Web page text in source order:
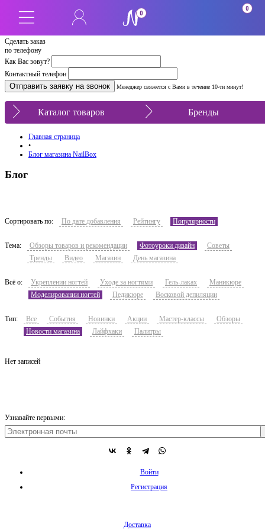
Сделать заказ
по телефону
Как Вас зовут?
Контактный телефон
Менеджер свяжется с Вами в течение 10-ти минут!
0
0
Каталог товаров Бренды
Главная страница
•
Блог магазина NailBox
Блог
Сортировать по: По дате добавления Рейтингу Популярности
Тема: Обзоры товаров и рекомендации Фотоуроки дизайн
Советы
Тренды
Видео Магазин День магазина
Всё о: Укреплении ногтей Уходе за ногтями Гель-лаках
Маникюре
Моделировании ногтей
Педикюре Восковой депиляции
Тип: Все События Новинки Акции Мастер-классы
Обзоры
Новости магазина
Лайфхаки Палитры
Нет записей
Узнавайте первыми:
Войти
Регистрация
Доставка